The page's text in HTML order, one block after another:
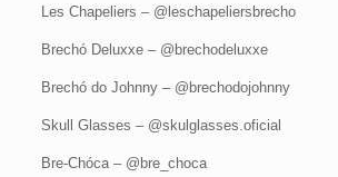
Les Chapeliers – @leschapeliersbrecho
Brechó Deluxxe – @brechodeluxxe
Brechó do Johnny – @brechodojohnny
Skull Glasses – @skulglasses.oficial
Bre-Chóca – @bre_choca